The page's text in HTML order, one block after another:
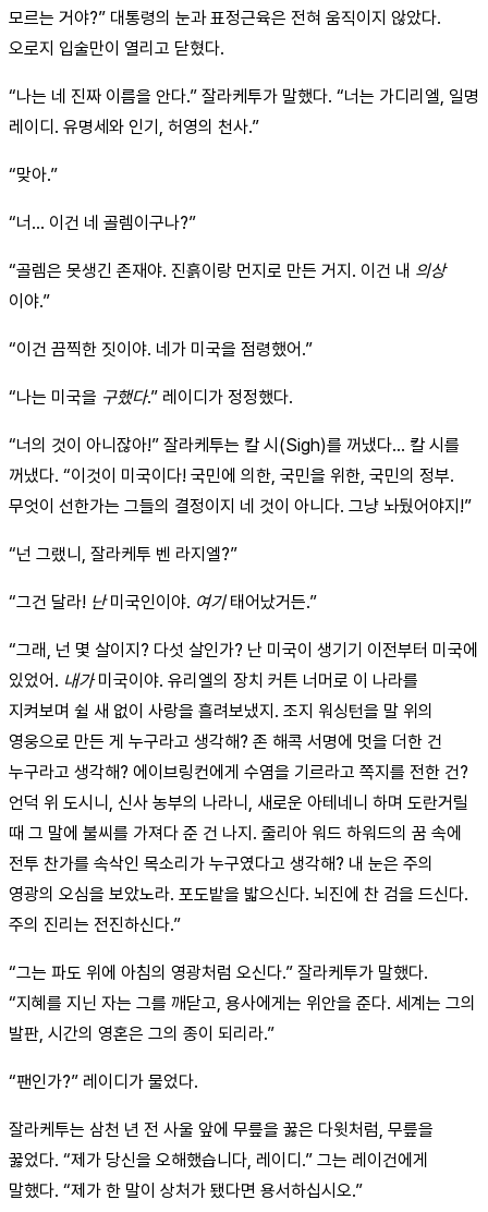
모르는 거야?” 대통령의 눈과 표정근육은 전혀 움직이지 않았다.
오로지 입술만이 열리고 닫혔다.
“나는 네 진짜 이름을 안다.” 잘라케투가 말했다. “너는 가디리엘, 일명
레이디. 유명세와 인기, 허영의 천사.”
“맞아.”
“너... 이건 네 골렘이구나?”
“골렘은 못생긴 존재야. 진흙이랑 먼지로 만든 거지. 이건 내 의상
이야.”
“이건 끔찍한 짓이야. 네가 미국을 점령했어.”
“나는 미국을 구했다.” 레이디가 정정했다.
“너의 것이 아니잖아!” 잘라케투는 칼 시(Sigh)를 꺼냈다... 칼 시를
꺼냈다. “이것이 미국이다! 국민에 의한, 국민을 위한, 국민의 정부.
무엇이 선한가는 그들의 결정이지 네 것이 아니다. 그냥 놔뒀어야지!”
“넌 그랬니, 잘라케투 벤 라지엘?”
“그건 달라! 난미국인이야. 여기태어났거든.”
“그래, 넌 몇 살이지? 다섯 살인가? 난 미국이 생기기 이전부터 미국에
있었어. 내가미국이야. 유리엘의 장치 커튼 너머로 이 나라를
지켜보며 쉴 새 없이 사랑을 흘려보냈지. 조지 워싱턴을 말 위의
영웅으로 만든 게 누구라고 생각해? 존 해콕 서명에 멋을 더한 건
누구라고 생각해? 에이브링컨에게 수염을 기르라고 쪽지를 전한 건?
언덕 위 도시니, 신사 농부의 나라니, 새로운 아테네니 하며 도란거릴
때 그 말에 불씨를 가져다 준 건 나지. 줄리아 워드 하워드의 꿈 속에
전투 찬가를 속삭인 목소리가 누구였다고 생각해? 내 눈은 주의
영광의 오심을 보았노라. 포도밭을 밟으신다. 뇌진에 찬 검을 드신다.
주의 진리는 전진하신다.”
“그는 파도 위에 아침의 영광처럼 오신다.” 잘라케투가 말했다.
“지혜를 지닌 자는 그를 깨닫고, 용사에게는 위안을 준다. 세계는 그의
발판, 시간의 영혼은 그의 종이 되리라.”
“팬인가?” 레이디가 물었다.
잘라케투는 삼천 년 전 사울 앞에 무릎을 꿇은 다윗처럼, 무릎을
꿇었다. “제가 당신을 오해했습니다, 레이디.” 그는 레이건에게
말했다. “제가 한 말이 상처가 됐다면 용서하십시오.”